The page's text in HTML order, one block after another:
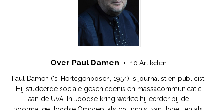
Over Paul Damen
10 Artikelen
Paul Damen ('s-Hertogenbosch, 1954) is journalist en publicist.
Hij studeerde sociale geschiedenis en massacommunicatie
aan de UvA. In Joodse kring werkte hij eerder bij de